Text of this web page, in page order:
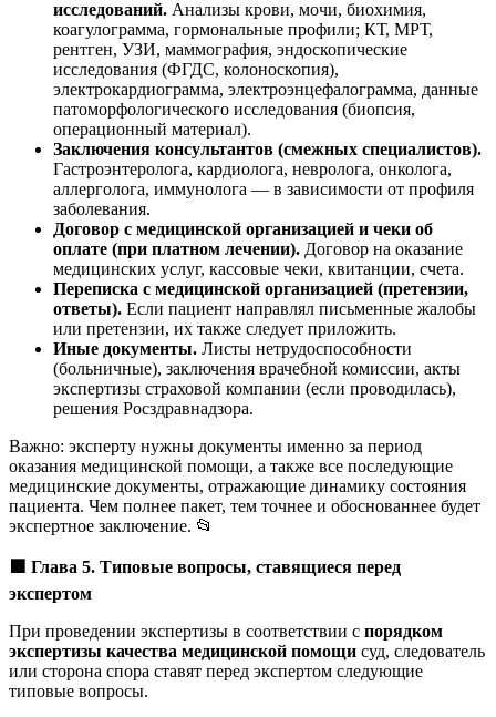
исследований. Анализы крови, мочи, биохимия,
коагулограмма, гормональные профили; КТ, МРТ,
рентген, УЗИ, маммография, эндоскопические
исследования (ФГДС, колоноскопия),
электрокардиограмма, электроэнцефалограмма, данные
патоморфологического исследования (биопсия,
операционный материал).
Заключения консультантов (смежных специалистов).
Гастроэнтеролога, кардиолога, невролога, онколога,
аллерголога, иммунолога — в зависимости от профиля
заболевания.
Договор с медицинской организацией и чеки об
оплате (при платном лечении). Договор на оказание
медицинских услуг, кассовые чеки, квитанции, счета.
Переписка с медицинской организацией (претензии,
ответы). Если пациент направлял письменные жалобы
или претензии, их также следует приложить.
Иные документы. Листы нетрудоспособности
(больничные), заключения врачебной комиссии, акты
экспертизы страховой компании (если проводилась),
решения Росздравнадзора.
Важно: эксперту нужны документы именно за период
оказания медицинской помощи, а также все последующие
медицинские документы, отражающие динамику состояния
пациента. Чем полнее пакет, тем точнее и обоснованнее будет
экспертное заключение. 📂
Глава 5. Типовые вопросы, ставящиеся перед
экспертом
При проведении экспертизы в соответствии с порядком
экспертизы качества медицинской помощи суд, следователь
или сторона спора ставят перед экспертом следующие
типовые вопросы.